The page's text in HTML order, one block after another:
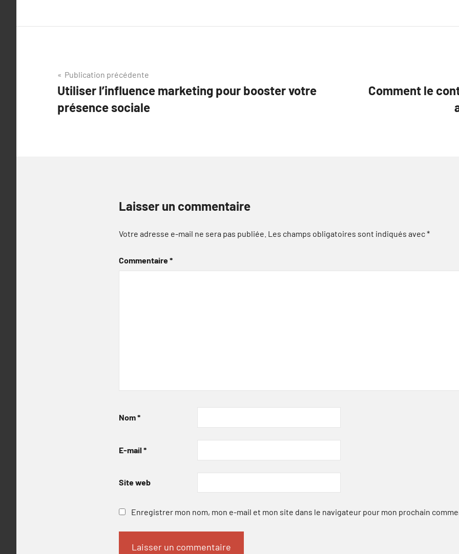
Navigation
de
l’article
Publication précédente
Utiliser l’influence marketing pour booster votre
présence sociale
Comment le
Laisser un commentaire
Votre adresse e-mail ne sera pas publiée. Les champs obligatoires sont indiqués avec*
Commentaire*
Nom*
E-mail *
Site web
Enregistrer mon nom, mon e-mail et mon site dans le navigateur pour mon prochain